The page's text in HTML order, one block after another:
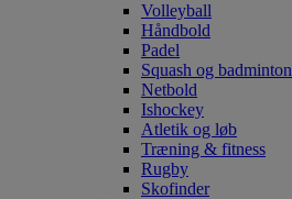
Volleyball
Håndbold
Padel
Squash og badminton
Netbold
Ishockey
Atletik og løb
Træning & fitness
Rugby
Skofinder